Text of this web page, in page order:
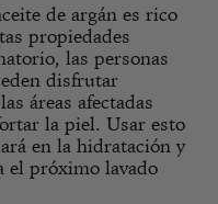
de argán es rico
propiedades
las personas
disfrutar
áreas afectadas
la piel. Usar esto
en la hidratación y
el próximo lavado